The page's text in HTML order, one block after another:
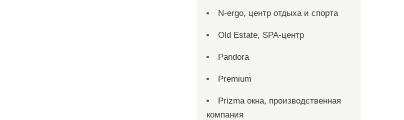
N-ergo, центр отдыха и спорта
Old Estate, SPA-центр
Pandora
Premium
Prizma окна, производственная
компания